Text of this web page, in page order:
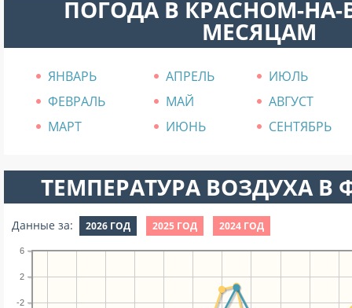
ПОГОДА В КРАСНОМ-НА-
МЕСЯЦАМ
ЯНВАРЬ АПРЕЛЬ
ИЮЛЬ
ФЕВРАЛЬ
МАЙ
АВГУСТ
МАРТ
ИЮНЬ СЕНТЯБРЬ
ТЕМПЕРАТУРА ВОЗДУХА В
Данные за: 2026 ГОД 2025 ГОД 2024 ГОД
-2
2
6